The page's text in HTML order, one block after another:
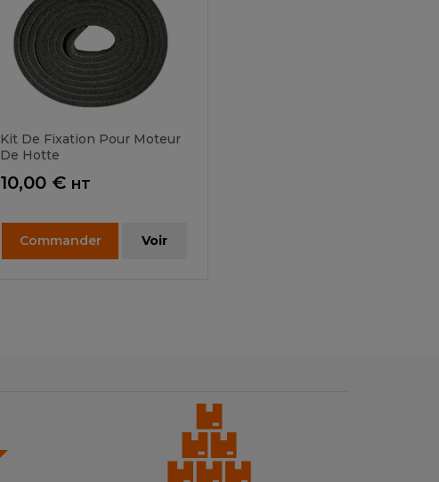
Kit De Fixation Pour Moteur
De Hotte
Prix
10,00 € HT
Commander Voir